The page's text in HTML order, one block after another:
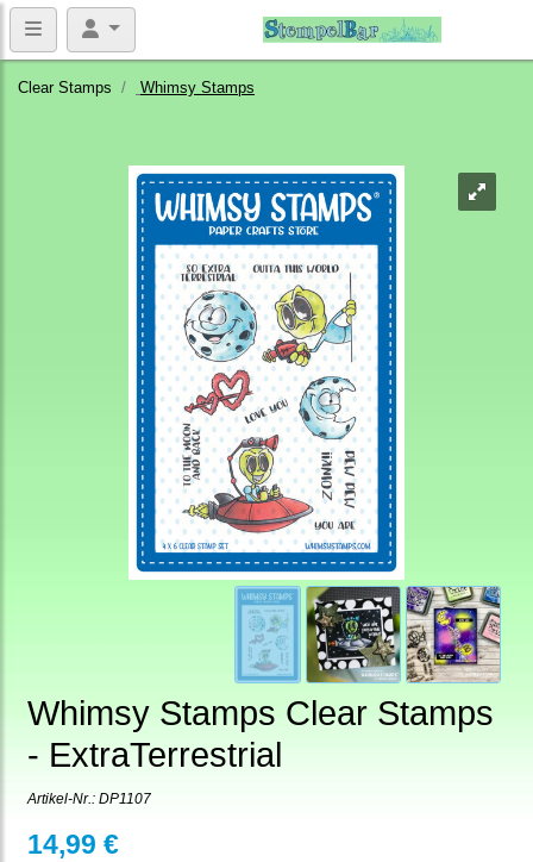
Clear Stamps Whimsy Stamps
Whimsy Stamps Clear Stamps
- ExtraTerrestrial
Artikel-Nr.: DP1107
14,99 €